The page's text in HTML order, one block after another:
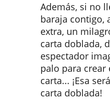
Además, si no
baraja contigo,
extra, un
carta doblada,
espectador
palo para crear
carta... ¡Esa
carta doblada!